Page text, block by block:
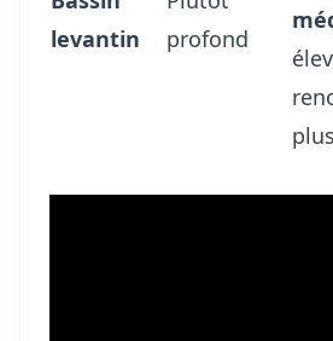
levantin
profond